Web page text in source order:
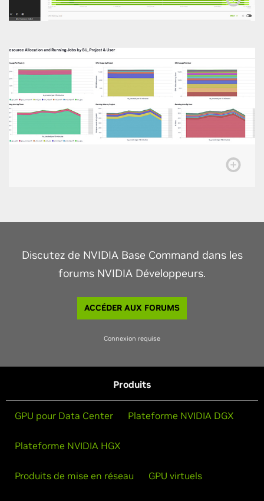
Discutez de NVIDIA Base Command dans les
forums NVIDIA Développeurs.
ACCÉDER AUX FORUMS
Connexion requise
Produits
GPU pour Data Center Plateforme NVIDIA DGX
Plateforme NVIDIA HGX
Produits de mise en réseau GPU virtuels